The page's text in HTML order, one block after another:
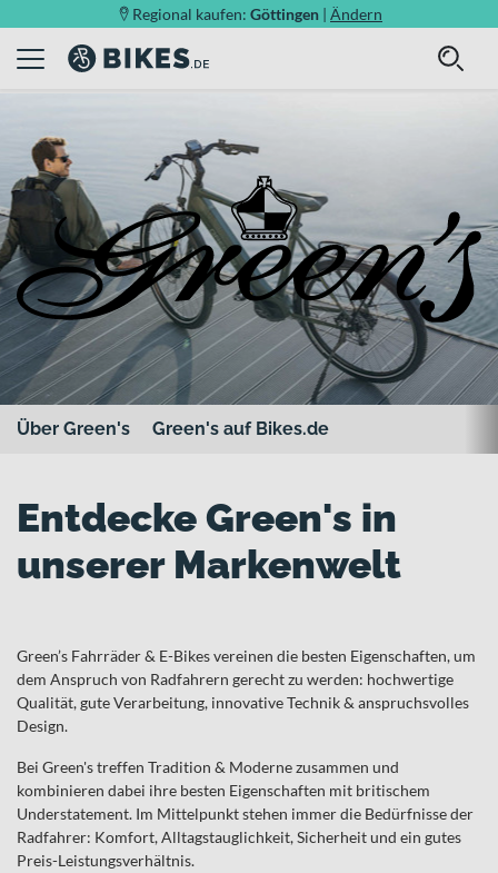
Regional kaufen: Göttingen | Ändern
Über Green's Green's auf Bikes.de
Entdecke Green's in
unserer Markenwelt
Green’s Fahrräder & E-Bikes vereinen die besten Eigenschaften, um
dem Anspruch von Radfahrern gerecht zu werden: hochwertige
Qualität, gute Verarbeitung, innovative Technik & anspruchsvolles
Design.
Bei Green's treffen Tradition & Moderne zusammen und
kombinieren dabei ihre besten Eigenschaften mit britischem
Understatement. Im Mittelpunkt stehen immer die Bedürfnisse der
Radfahrer: Komfort, Alltagstauglichkeit, Sicherheit und ein gutes
Preis-Leistungsverhältnis.